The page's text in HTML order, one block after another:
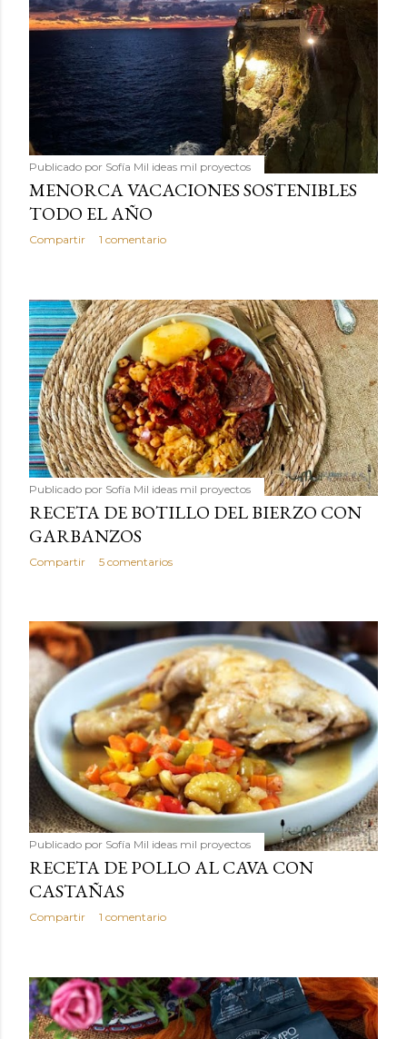
Publicado por Sofía Mil ideas mil proyectos
MENORCA VACACIONES SOSTENIBLES
TODO EL AÑO
Compartir 1 comentario
Publicado por Sofía Mil ideas mil proyectos
RECETA DE BOTILLO DEL BIERZO CON
GARBANZOS
Compartir 5 comentarios
Publicado por Sofía Mil ideas mil proyectos
RECETA DE POLLO AL CAVA CON
CASTAÑAS
Compartir 1 comentario